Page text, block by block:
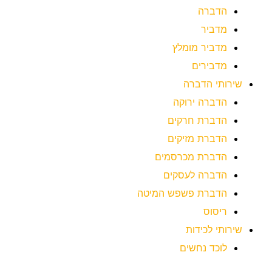
הדברה
מדביר
מדביר מומלץ
מדבירים
שירותי הדברה
הדברה ירוקה
הדברת חרקים
הדברת מזיקים
הדברת מכרסמים
הדברה לעסקים
הדברת פשפש המיטה
ריסוס
שירותי לכידות
לוכד נחשים